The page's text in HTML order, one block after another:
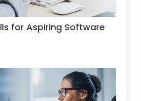
for Aspiring Software